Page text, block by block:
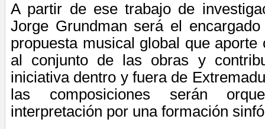
A partir de ese trabajo de
Jorge Grundman será el
propuesta musical global que aporte
al conjunto de las obras y
iniciativa dentro y fuera de
las composiciones serán
interpretación por una formación